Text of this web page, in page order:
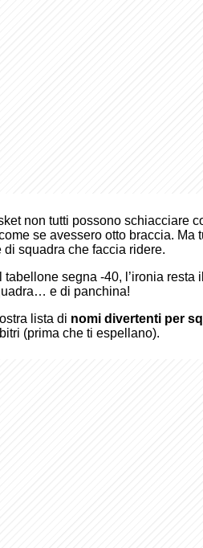
non tutti possono schiacciare
se avessero otto braccia.
squadra che faccia ridere.
tabellone segna -40, l’ironia
e di panchina!
lista di nomi divertenti per
(prima che ti espellano).